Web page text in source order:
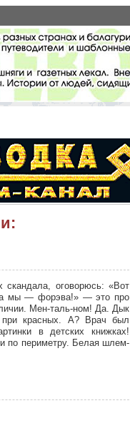
оговорюсь: «Вот
мы — форэва!» — это про
Мен-таль-ном! Да. Дык
при красных. А? Врач был
в детских книжках!
по периметру. Белая шлем-